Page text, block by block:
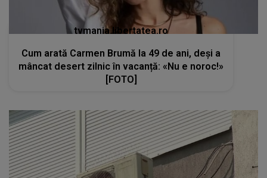
tvmania.libertatea.ro
Cum arată Carmen Brumă la 49 de ani, deși a
mâncat desert zilnic în vacanță: «Nu e noroc!»
[FOTO]